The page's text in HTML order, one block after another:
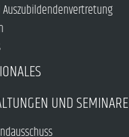
Auszubildendenvertretung
UND SEMINARE